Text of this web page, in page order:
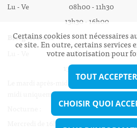
Lu - Ve 08h00 - 11h30
13h30 - 16h00
Biergercenter
Lu - Ve 08h00 - 11h30
13h30 - 16h00
Le mardi après-midi et le vendredi après-
midi uniquement sur Rdv.
Mercredi de 16h00 - 18h45 uniquement
Certains cookies sont nécessaires
ce site. En outre, certains services
votre autorisation pour
TOUT ACCEPTER
CHOISIR QUOI